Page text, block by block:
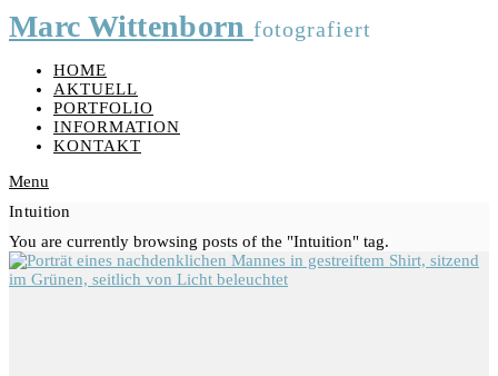
Marc Wittenborn fotografiert
HOME
AKTUELL
PORTFOLIO
INFORMATION
KONTAKT
Menu
Intuition
You are currently browsing posts of the "Intuition" tag.